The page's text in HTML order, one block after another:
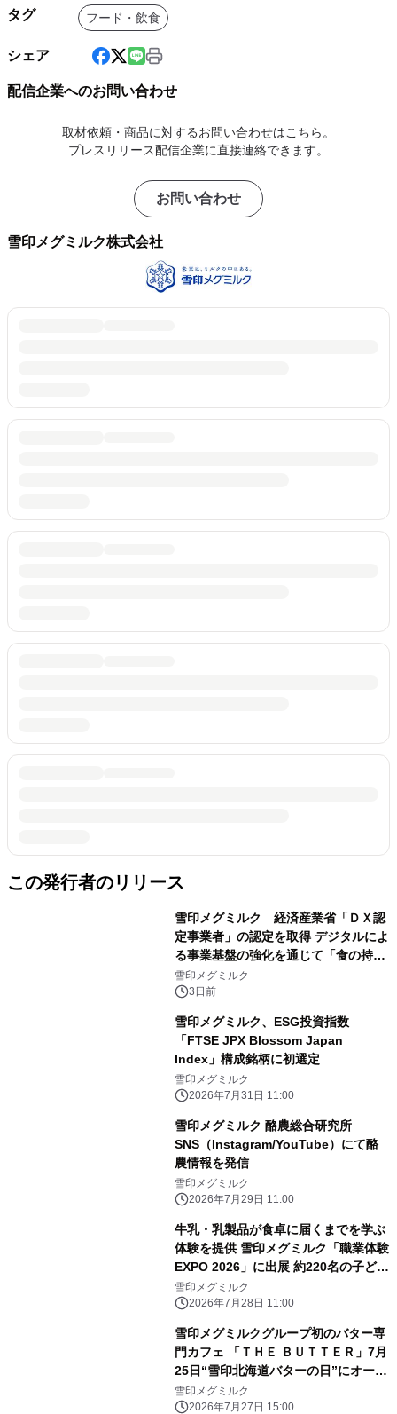
タグ フード・飲食
シェア
配信企業へのお問い合わせ
取材依頼・商品に対するお問い合わせはこちら。
プレスリリース配信企業に直接連絡できます。
お問い合わせ
雪印メグミルク株式会社
この発行者のリリース
雪印メグミルク 経済産業省「ＤＸ認
定事業者」の認定を取得 デジタルによ
る事業基盤の強化を通じて「食の持続
性」を実現
雪印メグミルク
3日前
雪印メグミルク、ESG投資指数
「FTSE JPX Blossom Japan
Index」構成銘柄に初選定
雪印メグミルク
2026年7月31日 11:00
雪印メグミルク 酪農総合研究所
SNS（Instagram/YouTube）にて酪
農情報を発信
雪印メグミルク
2026年7月29日 11:00
牛乳・乳製品が食卓に届くまでを学ぶ
体験を提供 雪印メグミルク「職業体験
EXPO 2026」に出展 約220名の子ども
たちがセミナーやVR体験、クイズに参
加
雪印メグミルク
2026年7月28日 11:00
雪印メグミルクグループ初のバター専
門カフェ 「ＴＨＥ ＢＵＴＴＥＲ」7月
25日“雪印北海道バターの日”にオープ
ン！ オープニングセレモニーを開催し
ました
雪印メグミルク
2026年7月27日 15:00